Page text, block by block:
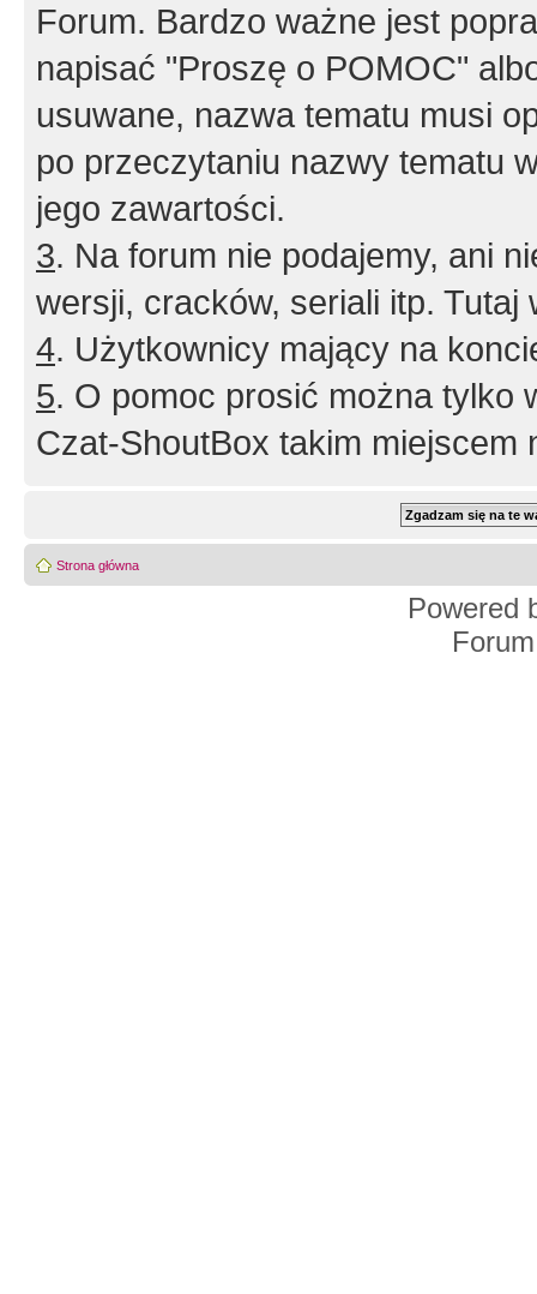
Forum. Bardzo ważne jest
napisać "Proszę o POMOC"
usuwane, nazwa tematu musi
po przeczytaniu nazwy tematu
jego zawartości.
3. Na forum nie podajemy, ani
wersji, cracków, seriali itp. Tutaj
4. Użytkownicy mający na
5. O pomoc prosić można tylko
Czat-ShoutBox takim miejscem
Strona główna
Powered